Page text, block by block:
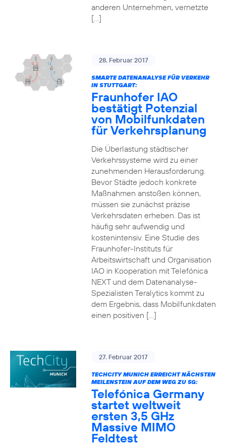
anderen Unternehmen, vernetzte
[…]
28. Februar 2017
SMARTE DATENANALYSE FÜR VERKEHR
IN STUTTGART:
Fraunhofer IAO
bestätigt Potenzial
von Mobilfunkdaten
für Verkehrsplanung
Die Überlastung städtischer
Verkehrssysteme wird zu einer
zunehmenden Herausforderung.
Bevor Städte jedoch konkrete
Maßnahmen anstoßen können,
müssen sie zunächst präzise
Verkehrsdaten erheben. Das ist
häufig sehr aufwendig und
kostenintensiv. Eine Studie des
Fraunhofer-Instituts für
Arbeitswirtschaft und Organisation
IAO in Kooperation mit Telefónica
NEXT und dem Datenanalyse-
Spezialisten Teralytics kommt zu
dem Ergebnis, dass Mobilfunkdaten
einen positiven […]
27. Februar 2017
TECHCITY MUNICH ERREICHT NÄCHSTEN
MEILENSTEIN AUF DEM WEG ZU 5G:
Telefónica Germany
startet weltweit
ersten 3,5 GHz
Massive MIMO
Feldtest